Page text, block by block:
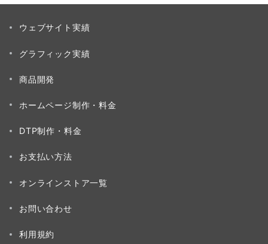
ウェブサイト実績
グラフィック実績
商品開発
ホームページ制作・料金
DTP制作・料金
お支払い方法
オンラインストア一覧
お問い合わせ
利用規約